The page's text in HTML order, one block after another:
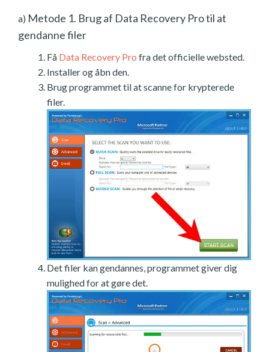
a) Metode 1. Brug af Data Recovery Pro til at
gendanne filer
Få Data Recovery Pro fra det officielle websted.
Installer og åbn den.
Brug programmet til at scanne for krypterede
filer.
Det filer kan gendannes, programmet giver dig
mulighed for at gøre det.